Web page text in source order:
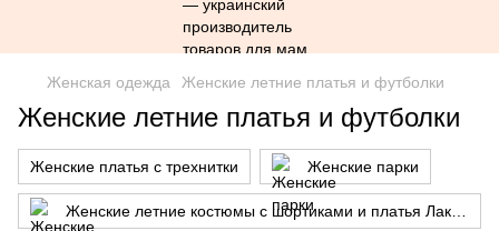
Женская одежда Женские летние платья и футболки
Женские летние платья и футболки
Женские платья с трехнитки Женские парки